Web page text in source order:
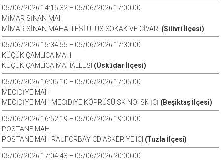
05/06/2026 14:15:32 – 05/06/2026 17:00:00
MİMAR SİNAN MAH
MİMAR SİNAN MAHALLESİ ULUS SOKAK VE CİVARI (Silivri İlçesi)
05/06/2026 15:34:55 – 05/06/2026 17:30:00
KÜÇÜK ÇAMLICA MAH
KÜÇÜK ÇAMLICA MAHALLESI (Üsküdar İlçesi)
05/06/2026 16:05:10 – 05/06/2026 17:05:00
MECİDİYE MAH
MECİDİYE MAH MECİDİYE KÖPRÜSÜ SK NO: SK İÇİ (Beşiktaş İlçesi)
05/06/2026 16:52:19 – 05/06/2026 19:00:00
POSTANE MAH
POSTANE MAH RAUFORBAY CD ASKERIYE IÇI (Tuzla İlçesi)
05/06/2026 17:04:43 – 05/06/2026 20:00:00